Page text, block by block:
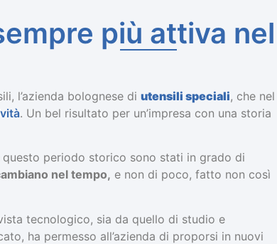
più attiva
l’azienda bolognese di utensili speciali, che nel
. Un bel risultato per un’impresa con una storia
periodo storico sono stati in grado di
nel tempo, e non di poco, fatto non così
tecnologico, sia da quello di studio e
ha permesso all’azienda di proporsi in nuovi